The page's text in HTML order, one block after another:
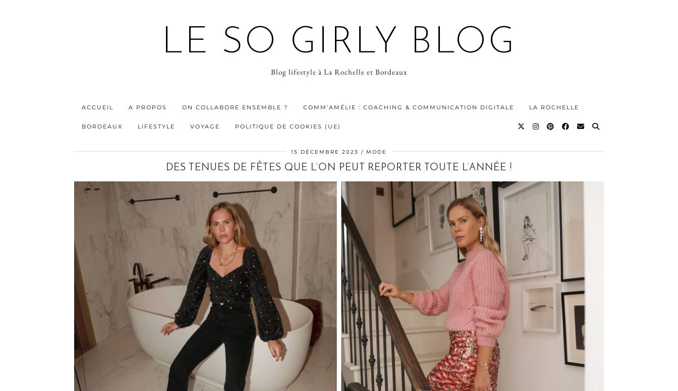
LE SO GIRLY BLOG
Blog lifestyle à La Rochelle et Bordeaux
ACCUEIL A PROPOS ON COLLABORE ENSEMBLE ? COMM’AMÉLIE : COACHING & COMMUNICATION DIGITALE LA ROCHELLE
BORDEAUX LIFESTYLE VOYAGE POLITIQUE DE COOKIES (UE)
15 DÉCEMBRE 2023 MODE
DES TENUES DE FÊTES QUE L’ON PEUT REPORTER TOUTE L’ANNÉE !